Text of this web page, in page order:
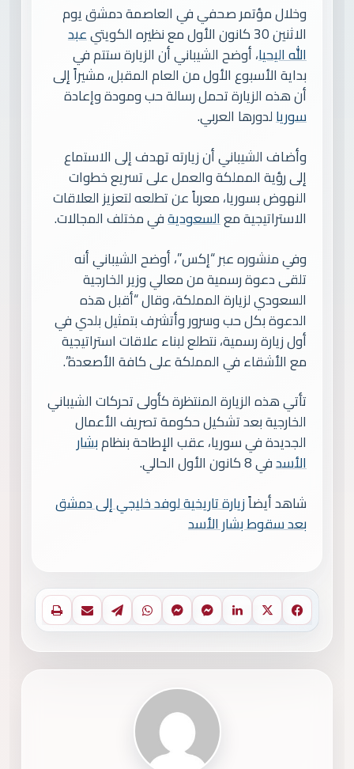
وخلال مؤتمر صحفي في العاصمة دمشق يوم
الاثنين 30 كانون الأول مع نظيره الكويتي
عبد
الله اليحيا، أوضح الشيباني أن الزيارة ستتم في
بداية الأسبوع الأول من العام المقبل، مشيراً إلى
أن هذه الزيارة تحمل رسالة حب ومودة وإعادة
سوريالدورها العربي.
وأضاف الشيباني أن زيارته تهدف إلى الاستماع
إلى رؤية المملكة والعمل على تسريع خطوات
النهوض بسوريا، معرباً عن تطلعه لتعزيز العلاقات
الاستراتيجية معالسعوديةفي مختلف المجالات.
وفي منشوره عبر “إكس”، أوضح الشيباني أنه
تلقى دعوة رسمية من معالي وزير الخارجية
السعودي لزيارة المملكة، وقال “أقبل هذه
الدعوة بكل حب وسرور وأتشرف بتمثيل بلدي في
أول زيارة رسمية، نتطلع لبناء علاقات استراتيجية
مع الأشقاء في المملكة على كافة الأصعدة”.
تأتي هذه الزيارة المنتظرة كأولى تحركات الشيباني
الخارجية بعد تشكيل حكومة تصريف الأعمال
الجديدة في سوريا، عقب الإطاحة بنظامبشار
الأسدفي 8 كانون الأول الحالي.
شاهد أيضاًزيارة تاريخية لوفد خليجي إلى دمشق
بعد سقوط بشار الأسد
فيسبوكX لينكدإنماسنجرماسنجرواتسابتيلقرام مشاركة عبر البريد طباعة